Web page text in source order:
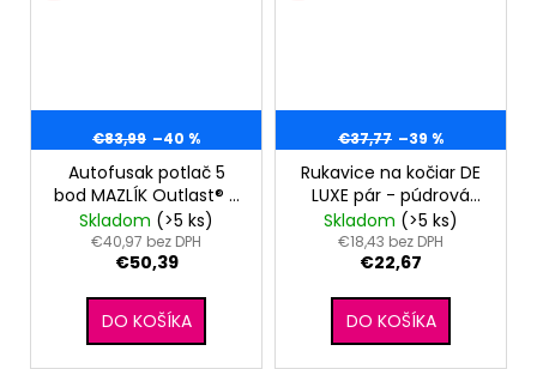
€83,99 –40 %
Autofusak potlač 5
bod MAZLÍK Outlast® -
ružové
kvietky/staroružová
Skladom (>5 ks)
€40,97 bez DPH
€50,39
DO KOŠÍKA
€37,77 –39 %
Rukavice na kočiar DE
LUXE pár - púdrová
kašmírový
prešev/púdrová
Skladom (>5 ks)
€18,43 bez DPH
€22,67
DO KOŠÍKA